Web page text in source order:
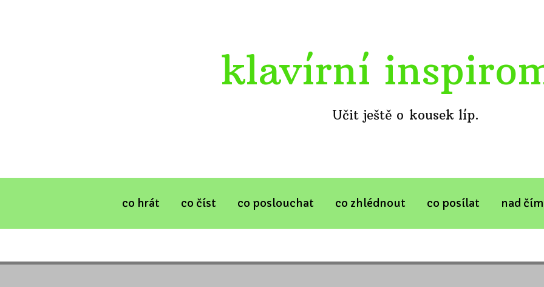
klavírní
Učit ještě o kousek líp.
co hrát co číst co poslouchat co zhlédnout co posílat nad